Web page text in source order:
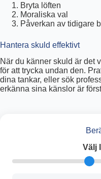
Bryta löften
Moraliska val
Påverkan av tidigare
Hantera skuld effektivt
När du känner skuld är det
för att trycka undan den.
dina tankar, eller sök
erkänna sina känslor är
Välj